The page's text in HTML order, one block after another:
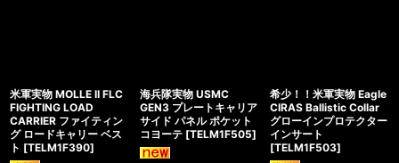
米軍実物 MOLLE II FLC
FIGHTING LOAD
CARRIER ファイティン
グ ロードキャリー ベス
ト [TELM1F390]
海兵隊実物 USMC
GEN3 プレートキャリア
サイド パネル ポケット
コヨーテ [TELM1F505]
希少！！米軍実物 Eagle
CIRAS Ballistic Collar
グローインプロテクター
インサート
[TELM1F503]